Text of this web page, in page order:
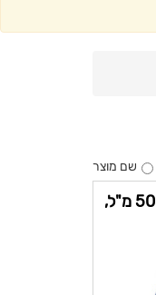
שם מוצר
24 בקבוקי מים מינרלים 500 מ"ל,